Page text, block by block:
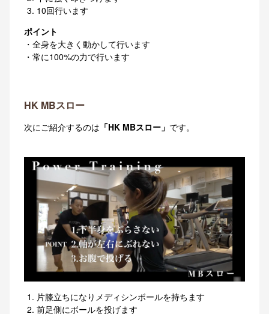
10回行います
ポイント
・全身を大きく動かして行います
・常に100%の力で行います
HK MBスロー
次にご紹介するのは 「HK MBスロー」 です。
片膝立ちになりメディシンボールを持ちます
前足側にボールを投げます